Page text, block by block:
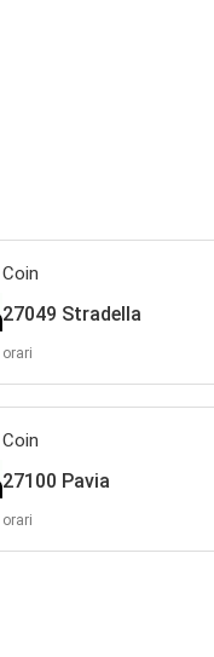
Coin
27049 Stradella
orari
Coin
27100 Pavia
orari